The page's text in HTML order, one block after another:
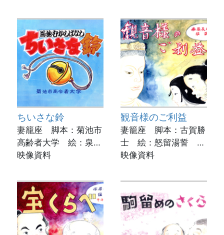
書館
ちいさな鈴
妻籠座 脚本：菊池市
高齢者大学 絵：泉雄
一 実演：井上エミ子
書館
映像資料
観音様のご利益
妻籠座 脚本：古賀勝
士 絵：怒留湯誓 実
演：荒木紀代美
書館
映像資料